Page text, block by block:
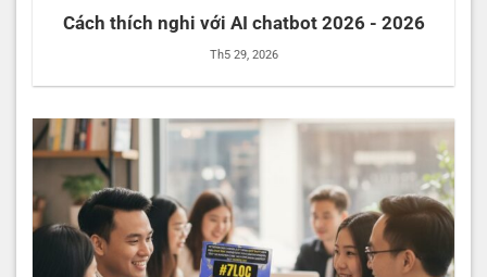
Cách thích nghi với AI chatbot 2026 - 2026
Th5 29, 2026